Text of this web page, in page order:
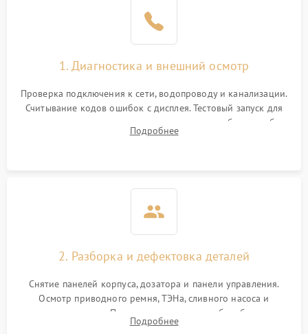
1. Диагностика и внешний осмотр
Проверка подключения к сети, водопроводу и канализации.
Считывание кодов ошибок с дисплея. Тестовый запуск для
выявления посторонних шумов, протечек или сбоев в работе
электронного модуля управления.
Подробнее
2. Разборка и дефектовка деталей
Снятие панелей корпуса, дозатора и панели управления.
Осмотр приводного ремня, ТЭНа, сливного насоса и
амортизаторов. Проверка подшипников барабана и
крестовины на износ, а манжеты люка на разрывы.
Подробнее